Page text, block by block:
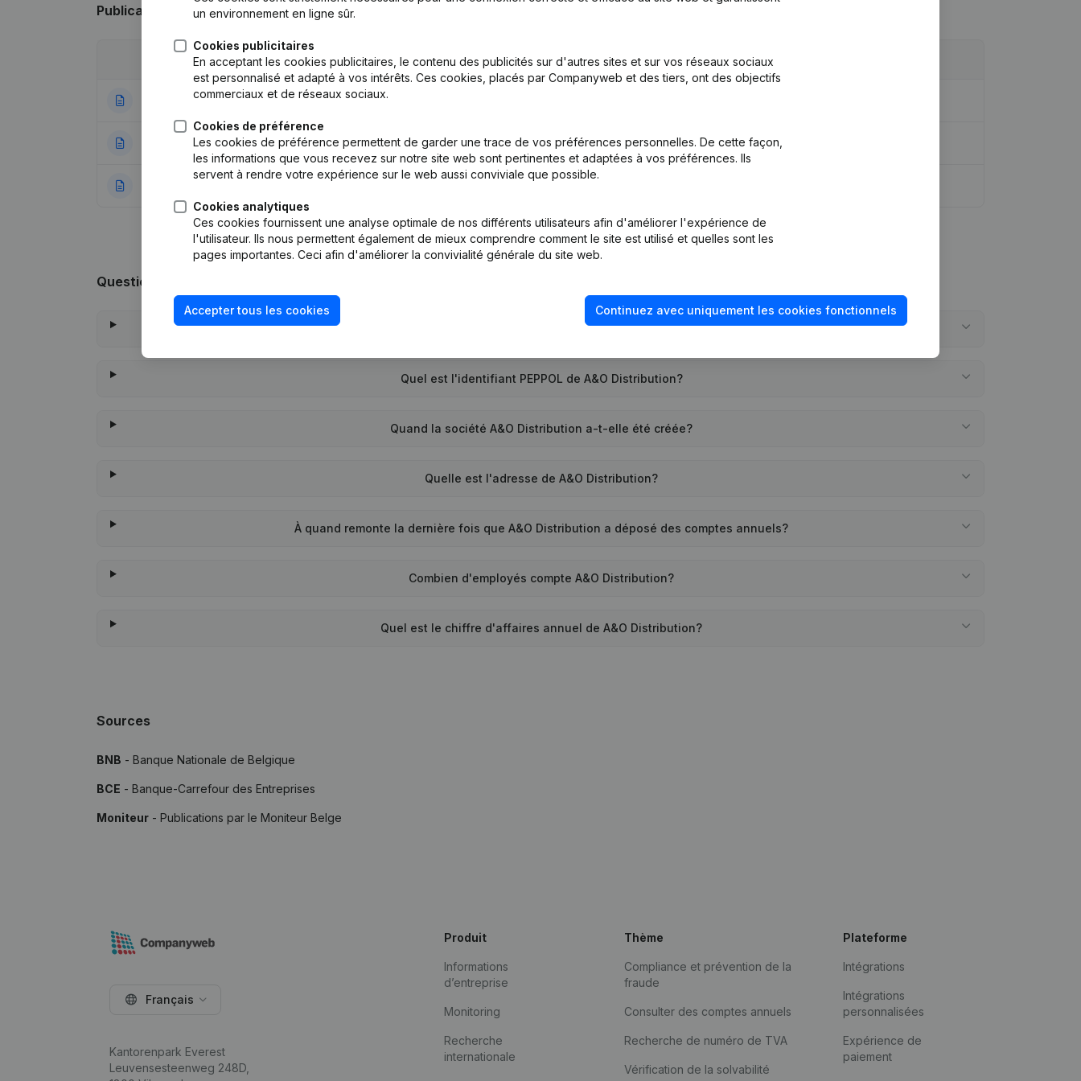
Publications de A&O Distribution
Publication
06-04-2023 But
27-07-2022 Siège Social
Rubrique Constitution (Nouvelle Personne Morale, Ouverture Succursale, etc...)
Questions fréquemment posées
Quel est le numéro de TVA de A&O Distribution?
Quel est l'identifiant PEPPOL de A&O Distribution?
Quand la société A&O Distribution a-t-elle été créée?
Quelle est l'adresse de A&O Distribution?
À quand remonte la dernière fois que A&O Distribution a déposé des comptes annuels?
Combien d'employés compte A&O Distribution?
Quel est le chiffre d'affaires annuel de A&O Distribution?
Sources
BNB - Banque Nationale de Belgique
BCE - Banque-Carrefour des Entreprises
Moniteur - Publications par le Moniteur Belge
un environnement en ligne sûr.
Cookies publicitaires
En acceptant les cookies publicitaires, le contenu des publicités sur d'autres sites et sur vos réseaux sociaux
est personnalisé et adapté à vos intérêts. Ces cookies, placés par Companyweb et des tiers, ont des objectifs
commerciaux et de réseaux sociaux.
Cookies de préférence
Les cookies de préférence permettent de garder une trace de vos préférences personnelles. De cette façon,
les informations que vous recevez sur notre site web sont pertinentes et adaptées à vos préférences. Ils
servent à rendre votre expérience sur le web aussi conviviale que possible.
Cookies analytiques
Ces cookies fournissent une analyse optimale de nos différents utilisateurs afin d'améliorer l'expérience de
l'utilisateur. Ils nous permettent également de mieux comprendre comment le site est utilisé et quelles sont les
pages importantes. Ceci afin d'améliorer la convivialité générale du site web.
Accepter tous les cookies Continuez avec uniquement les cookies fonctionnels
Français
Kantorenpark Everest
Leuvensesteenweg 248D,
Produit
Informations
d’entreprise
Monitoring
Recherche
internationale
Thème
Compliance et prévention de la
fraude
Consulter des comptes annuels
Recherche de numéro de TVA
Vérification de la solvabilité
Plateforme
Intégrations
Intégrations
personnalisées
Expérience de
paiement